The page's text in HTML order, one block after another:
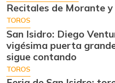
Recitales de Morante
TOROS
San Isidro: Diego
vigésima puerta
sigue contando
TOROS